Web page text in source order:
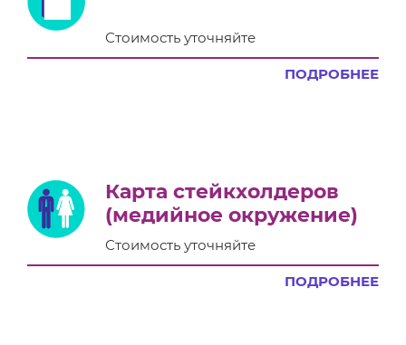
Стоимость уточняйте
ПОДРОБНЕЕ
Карта стейкхолдеров
(медийное окружение)
Стоимость уточняйте
ПОДРОБНЕЕ